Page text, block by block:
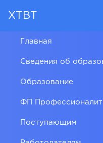
ХТВТ
Главная
Сведения об
Образование
ФП
Поступающим